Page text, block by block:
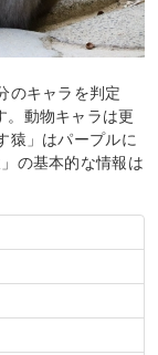
のキャラを判定
。動物キャラは更
猿」はパープルに
の基本的な情報は